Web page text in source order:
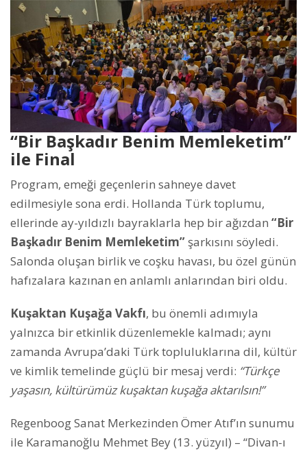
“Bir Başkadır Benim Memleketim”
ile Final
Program, emeği geçenlerin sahneye davet
edilmesiyle sona erdi. Hollanda Türk toplumu,
ellerinde ay-yıldızlı bayraklarla hep bir ağızdan “Bir
Başkadır Benim Memleketim” şarkısını söyledi.
Salonda oluşan birlik ve coşku havası, bu özel günün
hafızalara kazınan en anlamlı anlarından biri oldu.
Kuşaktan Kuşağa Vakfı, bu önemli adımıyla
yalnızca bir etkinlik düzenlemekle kalmadı; aynı
zamanda Avrupa’daki Türk topluluklarına dil, kültür
ve kimlik temelinde güçlü bir mesaj verdi: “Türkçe
yaşasın, kültürümüz kuşaktan kuşağa aktarılsın!”
Regenboog Sanat Merkezinden Ömer Atıf’ın sunumu
ile Karamanoğlu Mehmet Bey (13. yüzyıl) – “Divan-ı